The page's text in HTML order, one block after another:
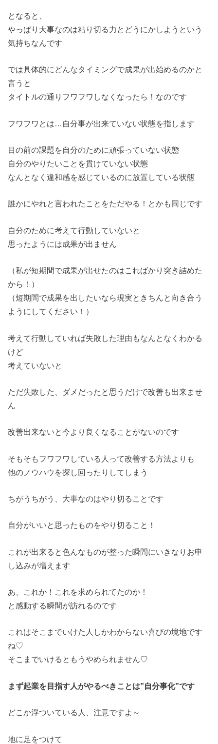
となると、
やっぱり大事なのは粘り切る力とどうにかしようという
気持ちなんです
では具体的にどんなタイミングで成果が出始めるのかと
言うと
タイトルの通りフワフワしなくなったら！なのです
フワフワとは…自分事が出来ていない状態を指します
目の前の課題を自分のために頑張っていない状態
自分のやりたいことを貫けていない状態
なんとなく違和感を感じているのに放置している状態
誰かにやれと言われたことをただやる！とかも同じです
自分のために考えて行動していないと
思ったようには成果が出ません
（私が短期間で成果が出せたのはこればかり突き詰めた
から！）
（短期間で成果を出したいなら現実ときちんと向き合う
ようにしてください！）
考えて行動していれば失敗した理由もなんとなくわかる
けど
考えていないと
ただ失敗した、ダメだったと思うだけで改善も出来ませ
ん
改善出来ないと今より良くなることがないのです
そもそもフワフワしている人って改善する方法よりも
他のノウハウを探し回ったりしてしまう
ちがうちがう、大事なのはやり切ることです
自分がいいと思ったものをやり切ること！
これが出来ると色んなものが整った瞬間にいきなりお申
し込みが増えます
あ、これか！これを求められてたのか！
と感動する瞬間が訪れるのです
これはそこまでいけた人しかわからない喜びの境地です
ね♡
そこまでいけるともうやめられません♡
まず起業を目指す人がやるべきことは”自分事化”です
どこか浮ついている人、注意ですよ～
地に足をつけて